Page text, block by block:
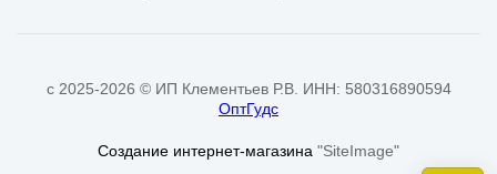
c 2025-2026 © ИП Клементьев Р.В. ИНН: 580316890594
ОптГудс
Создание интернет-магазина "SiteImage"